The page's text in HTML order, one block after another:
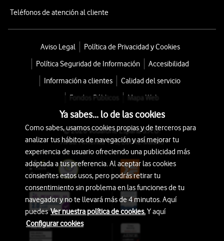
Teléfonos de atención al cliente
Aviso Legal
Política de Privacidad y Cookies
Política Seguridad de Información
Accesibilidad
Información a clientes
Calidad del servicio
Fondos Públicos
Mapa Web
© 2026 Vodafone España S.A.U.
Avda. América 115, 28042 Madrid
Ya sabes... lo de las cookies
Como sabes, usamos cookies propias y de terceros para
analizar tus hábitos de navegación y así mejorar tu
experiencia de usuario ofreciendo una publicidad más
adaptada a tus preferencia. Al aceptar las cookies
consientes estos usos, pero podrás retirar tu
consentimiento sin problema en las funciones de tu
navegador y no te llevará más de 4 minutos. Aquí
puedesVer nuestra política de cookies.Y aquí
Configurar cookies